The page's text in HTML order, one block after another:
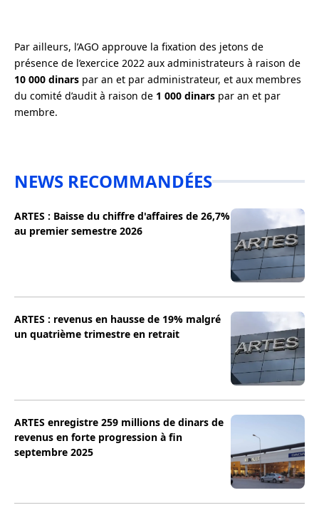
Par ailleurs, l’AGO approuve la fixation des jetons de
présence de l’exercice 2022 aux administrateurs à raison de
10 000 dinars par an et par administrateur, et aux membres
du comité d’audit à raison de 1 000 dinars par an et par
membre.
NEWS RECOMMANDÉES
ARTES : Baisse du chiffre d'affaires de 26,7%
au premier semestre 2026
ARTES : revenus en hausse de 19% malgré
un quatrième trimestre en retrait
ARTES enregistre 259 millions de dinars de
revenus en forte progression à fin
septembre 2025